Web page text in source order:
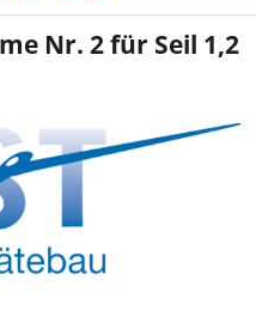
Nr. 2 für Seil 1,2